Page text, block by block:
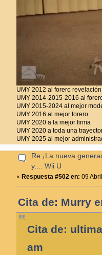
UMY 2012 al forero revelación
UMY 2014-2015-2016 al
UMY 2015-2024 al mejor
UMY 2016 al mejor forero
UMY 2020 a la mejor firma
UMY 2020 a toda una
UMY 2025 al mejor
Re:¡La nueva
y.... Wii U
« Respuesta #502 en: 09
Cita de: Murry
Cita de:
am